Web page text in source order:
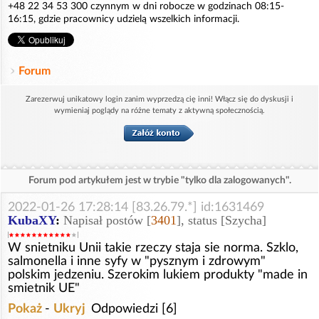
+48 22 34 53 300 czynnym w dni robocze w godzinach 08:15-
16:15, gdzie pracownicy udzielą wszelkich informacji.
Forum
Zarezerwuj unikatowy login zanim wyprzedzą cię inni! Włącz się do dyskusji i
wymieniaj poglądy na różne tematy z aktywną społecznością.
Forum pod artykułem jest w trybie "tylko dla zalogowanych".
2022-01-26 17:28:14 [83.26.79.*] id:1631469
KubaXY: Napisał postów [3401], status [Szycha]
W snietniku Unii takie rzeczy staja sie norma. Szklo,
salmonella i inne syfy w "pysznym i zdrowym"
polskim jedzeniu. Szerokim lukiem produkty "made in
smietnik UE"
Pokaż - Ukryj Odpowiedzi [6]